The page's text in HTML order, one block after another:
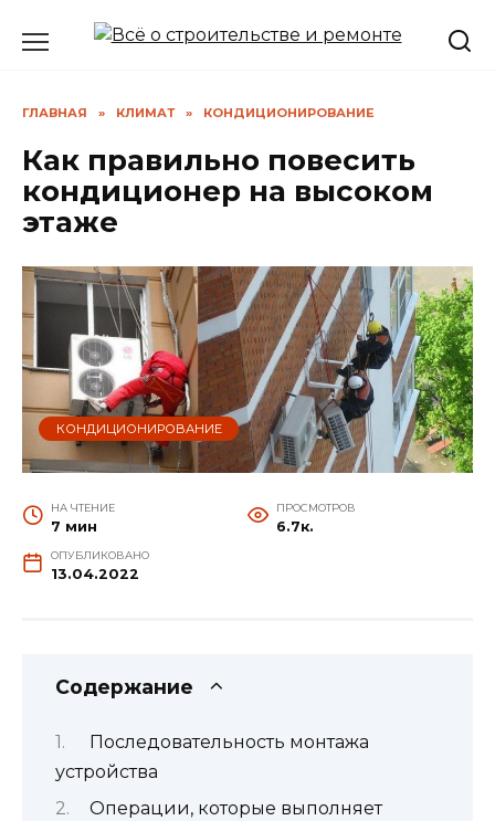
ГЛАВНАЯ » КЛИМАТ » КОНДИЦИОНИРОВАНИЕ
Как правильно повесить
кондиционер на высоком
этаже
КОНДИЦИОНИРОВАНИЕ
НА ЧТЕНИЕ
7 мин
ПРОСМОТРОВ
6.7к.
ОПУБЛИКОВАНО
13.04.2022
Содержание
Последовательность монтажа
устройства
Операции, которые выполняет